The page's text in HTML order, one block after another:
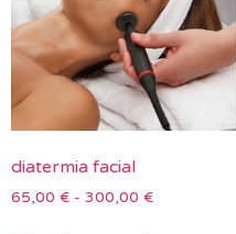
diatermia facial
65,00 € - 300,00 €